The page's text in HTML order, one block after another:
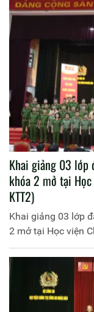
Khai giảng 03 lớp
khóa 2 mở tại
KTT2)
Khai giảng 03 lớp
2 mở tại Học viện